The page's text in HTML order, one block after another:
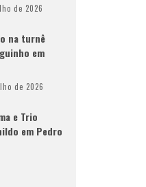
de 2026
na turnê
em
de 2026
e Trio
em Pedro